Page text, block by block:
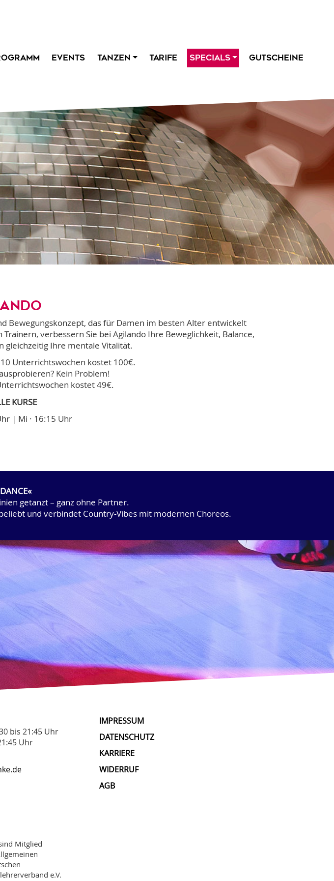
EVENTS TANZEN TARIFE SPECIALS GUTSCHEINE
Bewegungskonzept, das für Damen im besten Alter entwickelt
verbessern Sie bei Agilando Ihre Beweglichkeit, Balance,
gleichzeitig Ihre mentale Vitalität.
Unterrichtswochen kostet 100€.
Kein Problem!
kostet 49€.
KURSE
| Mi · 16:15 Uhr
getanzt – ganz ohne Partner.
und verbindet Country-Vibes mit modernen Choreos.
bis 21:45 Uhr
Uhr
Mitglied
e.V.
IMPRESSUM
DATENSCHUTZ
KARRIERE
WIDERRUF
AGB